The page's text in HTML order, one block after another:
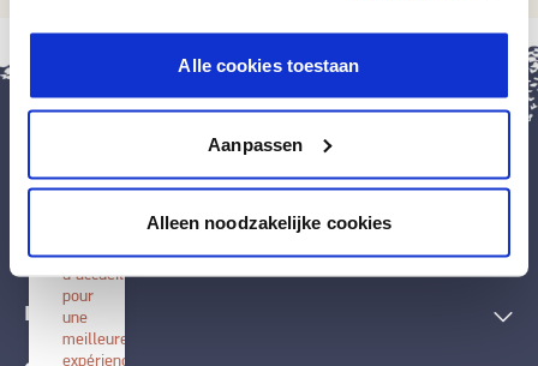
Alle cookies toestaan
Aanpassen
Alleen noodzakelijke cookies
Techniques décoratives
Inspiration
BOSS
application
écran
d'accueil
pour
une
meilleure
expérience.
fermer